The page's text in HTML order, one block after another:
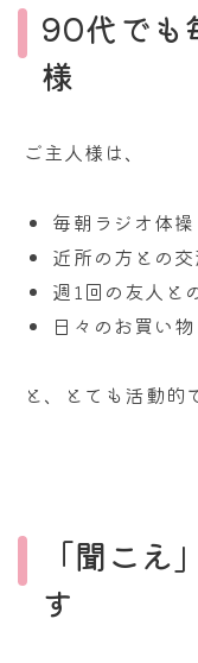
90代でも
様
ご主人様は、
毎朝ラジオ体操
近所の方との交
週1回の友人と
日々のお買い物
と、とても活動的
「聞こ
す